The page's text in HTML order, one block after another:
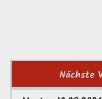
Nächste